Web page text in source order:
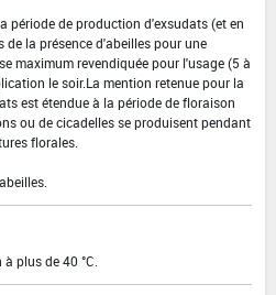
période de production d'exsudats (et en
la présence d'abeilles pour une
maximum revendiquée pour l'usage (5 à
le soir.La mention retenue pour la
est étendue à la période de floraison
ou de cicadelles se produisent pendant
florales.
plus de 40 °C.